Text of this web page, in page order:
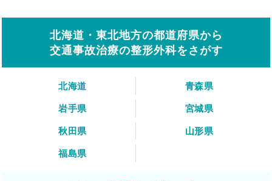
北海道・東北地方の都道府県から
交通事故治療の整形外科をさがす
北海道
青森県
岩手県
宮城県
秋田県
山形県
福島県